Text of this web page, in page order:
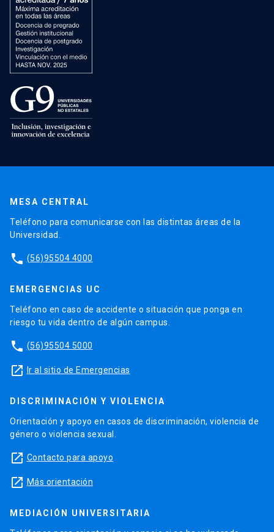
MESA CENTRAL
Teléfono para comunicarse con las distintas áreas de la
Universidad.
phone (56)95504 4000
EMERGENCIAS UC
Teléfono en caso de accidente o situación que ponga en
riesgo tu vida dentro de algún campus.
phone (56)95504 5000
launch Ir al sitio de Emergencias
DISCRIMINACIÓN Y VIOLENCIA
Orientación y apoyo en casos de discriminación, violencia de
género o violencia sexual.
launch Contacto para apoyo
launch Más orientación
MEDIACIÓN UNIVERSITARIA